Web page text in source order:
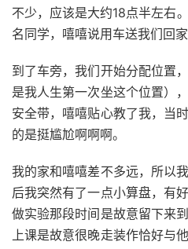
不少，应该是大约18点半左右
名同学，嘻嘻说用车送我们回家
到了车旁，我们开始分配位置
是我人生第一次坐这个位置）
安全带，嘻嘻贴心教了我，当
的是挺尴尬啊啊啊。
我的家和嘻嘻差不多远，所以
后我突然有了一点小算盘，有
做实验那段时间是故意留下来
上课是故意很晚走装作恰好与